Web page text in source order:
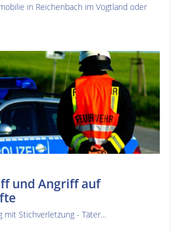
in Reichenbach im Vogtland oder
und Angriff auf
mit Stichverletzung - Täter...